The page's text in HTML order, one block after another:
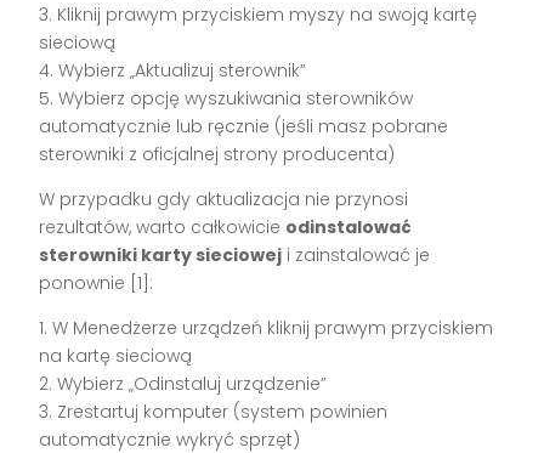
3. Kliknij prawym przyciskiem myszy na swoją kartę
sieciową
4. Wybierz „Aktualizuj sterownik”
5. Wybierz opcję wyszukiwania sterowników
automatycznie lub ręcznie (jeśli masz pobrane
sterowniki z oficjalnej strony producenta)
W przypadku gdy aktualizacja nie przynosi
rezultatów, warto całkowicie odinstalować
sterowniki karty sieciowej i zainstalować je
ponownie [1]:
1. W Menedżerze urządzeń kliknij prawym przyciskiem
na kartę sieciową
2. Wybierz „Odinstaluj urządzenie”
3. Zrestartuj komputer (system powinien
automatycznie wykryć sprzęt)